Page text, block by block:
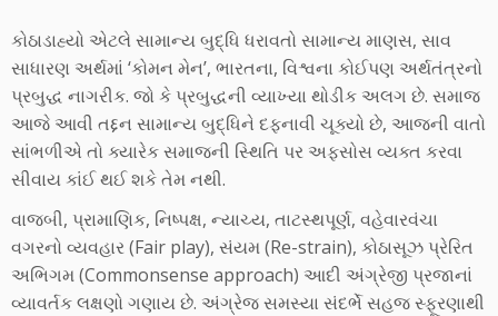
કોઠાડાહ્યો એટલે સામાન્ય બુદ્ધિ ધરાવતો સામાન્ય માણસ, સાવ
સાધારણ અર્થમાં ‘કોમન મેન’, ભારતના, વિશ્વના કોઈપણ અર્થતંત્રનો
પ્રબુદ્ધ નાગરીક. જો કે પ્રબુદ્ધની વ્યાખ્યા થોડીક અલગ છે. સમાજ
આજે આવી તદ્દન સામાન્ય બુદ્ધિને દફનાવી ચૂક્યો છે, આજની વાતો
સાંભળીએ તો ક્યારેક સમાજની સ્થિતિ પર અફસોસ વ્યક્ત કરવા
સીવાય કાંઈ થઈ શકે તેમ નથી.
વાજબી, પ્રામાણિક, નિષ્પક્ષ, ન્યાચ્ય, તાટસ્થપૂર્ણ, વહેવારવંચા
વગરનો વ્યવહાર (Fair play), સંયમ (Re-strain), કોઠાસૂઝ પ્રેરિત
અભિગમ (Commonsense approach) આદી અંગ્રેજી પ્રજાનાં
વ્યાવર્તક લક્ષણો ગણાય છે. અંગ્રેજ સમસ્યા સંદર્ભે સહજ સ્ફૂરણાથી